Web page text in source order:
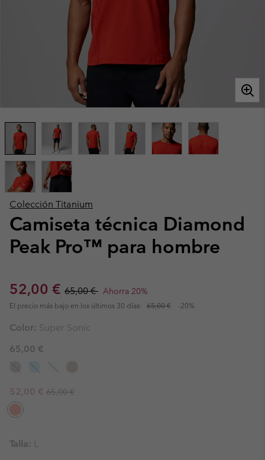
Colección Titanium
Camiseta técnica Diamond
Peak Pro™ para hombre
Sale price:
52,00 € Regular price:
65,00 € Ahorra 20%
El precio más bajo en los últimos 30 días: 65,00 € -20%
Color: Super Sonic
65,00 €
Sale price:
52,00 € Regular price:
65,00 €
Talla: L